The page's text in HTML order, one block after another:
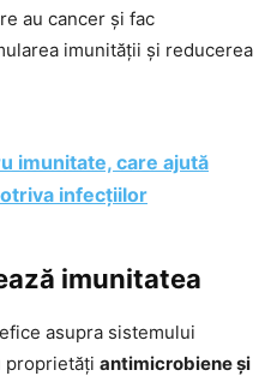
au cancer și fac
imunității și reducerea
imunitate, care ajută
infecțiilor
imunitatea
asupra sistemului
proprietăți antimicrobiene și